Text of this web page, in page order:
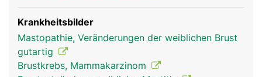
in der Schwangerschaft und beginnen kurz nach
der Entbindung mit der Milchproduktion, was
durch das Hormon Prolaktin aus der
Hirnanhangsdrüse in Gang gesetzt wird. Die Milch
enthält nicht nur die optimale Mischung aus
Krankheitsbilder
Mastopathie, Veränderungen der weiblichen Brust
gutartig
Brustkrebs, Mammakarzinom